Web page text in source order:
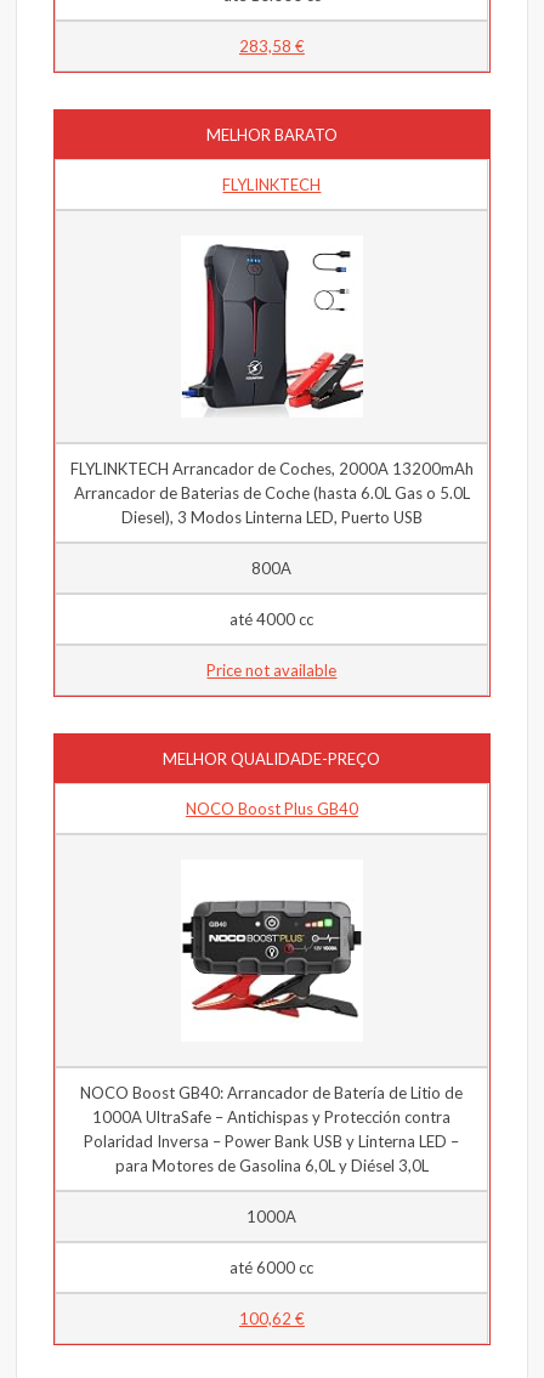
283,58 €
MELHOR BARATO
FLYLINKTECH
FLYLINKTECH Arrancador de Coches, 2000A 13200mAh
Arrancador de Baterias de Coche (hasta 6.0L Gas o 5.0L
Diesel), 3 Modos Linterna LED, Puerto USB
800A
até 4000 cc
Price not available
MELHOR QUALIDADE-PREÇO
NOCO Boost Plus GB40
NOCO Boost GB40: Arrancador de Batería de Litio de
1000A UltraSafe – Antichispas y Protección contra
Polaridad Inversa – Power Bank USB y Linterna LED –
para Motores de Gasolina 6,0L y Diésel 3,0L
1000A
até 6000 cc
100,62 €